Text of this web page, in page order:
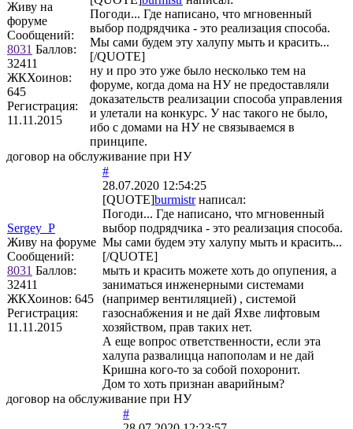
Живу на
форуме
Сообщений:
8031 Баллов:
32411
ЖКХоинов:
645
Регистрация:
11.11.2015
Погоди... Где написано, что мгновенный
выбор подрядчика - это реализация способа.
Мы сами будем эту халупу мыть и красить...
[/QUOTE]
ну и про это уже было несколько тем на
форуме, когда дома на НУ не предоставляли
доказательств реализации способа управления
и улетали на конкурс. У нас такого не было,
ибо с домами на НУ не связываемся в
принципе.
договор на обслуживание при НУ
Sergey_P
Живу на форуме
Сообщений:
8031 Баллов:
32411
ЖКХоинов: 645
Регистрация:
11.11.2015
#
28.07.2020 12:54:25
[QUOTE]burmistrнаписал:
Погоди... Где написано, что мгновенный
выбор подрядчика - это реализация способа.
Мы сами будем эту халупу мыть и красить...
[/QUOTE]
мыть и красить можете хоть до опупения, а
заниматься инженерными системами
(например вентиляцией) , системой
газоснабжения и не дай Яхве лифтовым
хозяйством, прав таких нет.
А еще вопрос ответственности, если эта
халупа развалицца напополам и не дай
Кришна кого-то за собой похоронит.
Дом то хоть признан аварийным?
договор на обслуживание при НУ
#